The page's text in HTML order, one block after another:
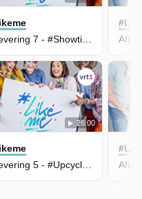
Aflevering 7 - #Showtime
26:00
Aflevering 5 - #Upcycling